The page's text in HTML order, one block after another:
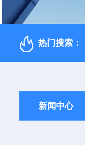
热门搜索：
新闻中心